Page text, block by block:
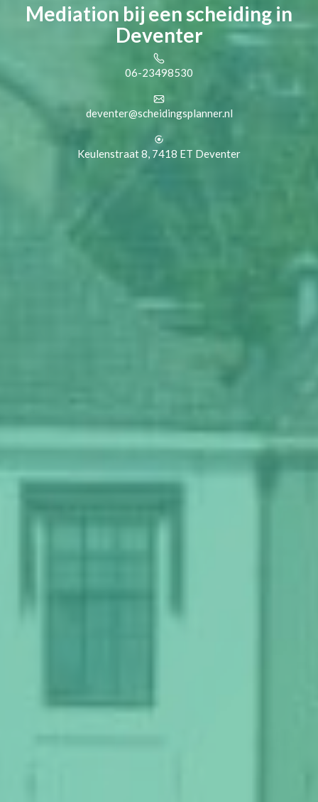
Mediation bij een scheiding in
Deventer
06-23498530
deventer@scheidingsplanner.nl
Keulenstraat 8, 7418 ET Deventer